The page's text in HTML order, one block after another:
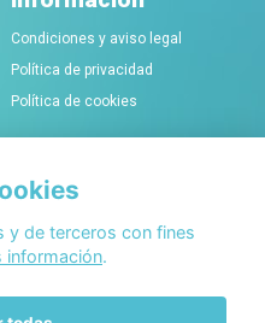
Condiciones y aviso legal
Política de privacidad
Política de cookies
Conócenos
Acerca de Bobaly Partners
Partner eCommerce
y de terceros con fines
información.